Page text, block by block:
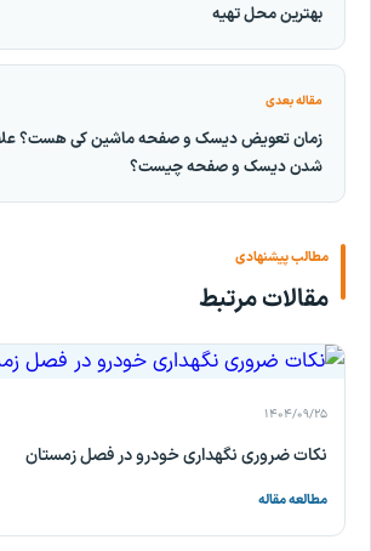
بهترین محل تهیه
مقاله بعدی
زمان تعویض دیسک و صفحه ماشین کی هست؟
شدن دیسک و صفحه چیست؟
مطالب پیشنهادی
مقالات مرتبط
۱۴۰۴/۰۹/۲۵
نکات ضروری نگهداری خودرو در فصل زمستان
مطالعه مقاله